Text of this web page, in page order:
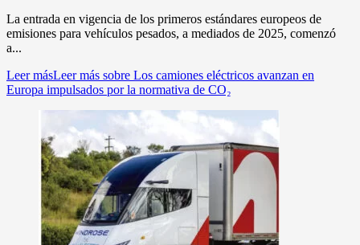
La entrada en vigencia de los primeros estándares europeos de
emisiones para vehículos pesados, a mediados de 2025, comenzó
a...
Leer másLeer más sobre Los camiones eléctricos avanzan en
Europa impulsados por la normativa de CO₂